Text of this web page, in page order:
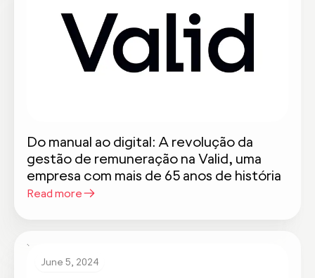
Do manual ao digital: A revolução da
gestão de remuneração na Valid, uma
empresa com mais de 65 anos de história
Read more
June 5, 2024